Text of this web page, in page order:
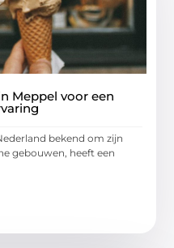
Meppel voor een
bekend om zijn
gebouwen, heeft een